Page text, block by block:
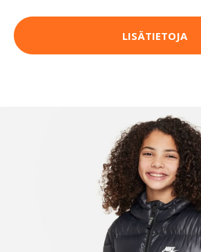
LISÄTIETOJA